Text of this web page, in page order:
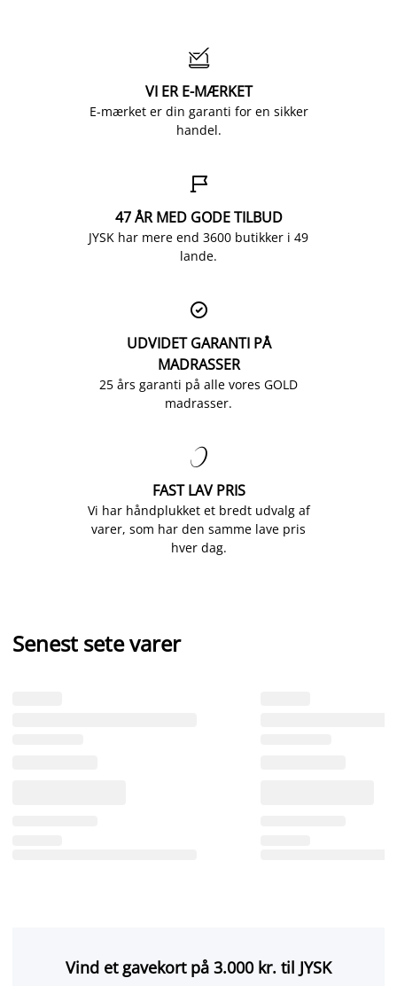

VI ER E-MÆRKET
E-mærket er din garanti for en sikker
handel.

47 ÅR MED GODE TILBUD
JYSK har mere end 3600 butikker i 49
lande.

UDVIDET GARANTI PÅ
MADRASSER
25 års garanti på alle vores GOLD
madrasser.

FAST LAV PRIS
Vi har håndplukket et bredt udvalg af
varer, som har den samme lave pris
hver dag.
Senest sete varer
Vind et gavekort på 3.000 kr. til JYSK